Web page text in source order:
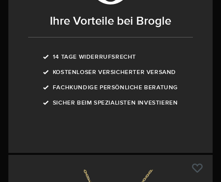
Ihre Vorteile bei Brogle
14 TAGE WIDERRUFSRECHT
KOSTENLOSER VERSICHERTER VERSAND
FACHKUNDIGE PERSÖNLICHE BERATUNG
SICHER BEIM SPEZIALISTEN INVESTIEREN